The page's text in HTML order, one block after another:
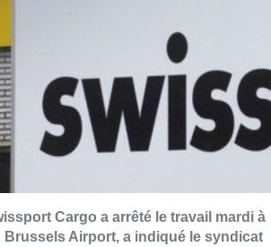
Cargo a arrêté le travail mardi à
Brussels Airport, a indiqué le syndicat